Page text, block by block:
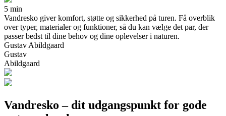
5 min
Vandresko giver komfort, støtte og sikkerhed på turen. Få overblik
over typer, materialer og funktioner, så du kan vælge det par, der
passer bedst til dine behov og dine oplevelser i naturen.
Gustav Abildgaard
Gustav
Abildgaard
Vandresko – dit udgangspunkt for gode